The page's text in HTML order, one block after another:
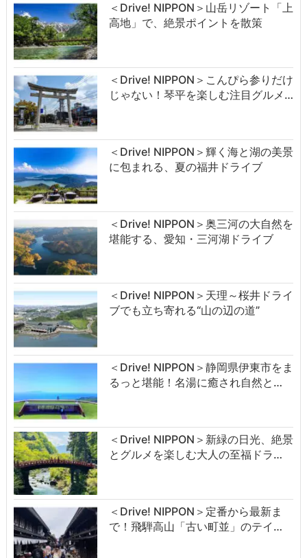
＜Drive! NIPPON＞山岳リゾート「上
高地」で、絶景ポイントを散策
＜Drive! NIPPON＞こんぴら参りだけ
じゃない！琴平を楽しむ注目グルメ…
＜Drive! NIPPON＞輝く海と湖の美景
に包まれる、夏の福井ドライブ
＜Drive! NIPPON＞奥三河の大自然を
堪能する、愛知・三河湖ドライブ
＜Drive! NIPPON＞天理～桜井ドライ
ブでも立ち寄れる“山の辺の道”
＜Drive! NIPPON＞静岡県伊東市をま
るっと堪能！名湯に癒され自然と…
＜Drive! NIPPON＞新緑の日光、絶景
とグルメを楽しむ大人の至福ドラ…
＜Drive! NIPPON＞定番から最新ま
で！飛騨高山「古い町並」のテイ…